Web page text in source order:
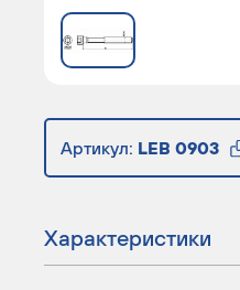
Артикул: LEB 0903
Характеристики